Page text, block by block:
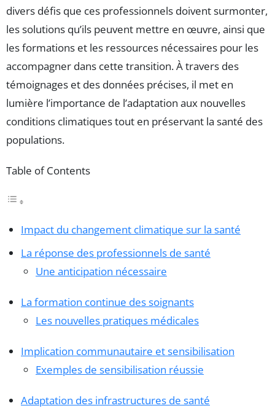
divers défis que ces professionnels doivent surmonter,
les solutions qu’ils peuvent mettre en œuvre, ainsi que
les formations et les ressources nécessaires pour les
accompagner dans cette transition. À travers des
témoignages et des données précises, il met en
lumière l’importance de l’adaptation aux nouvelles
conditions climatiques tout en préservant la santé des
populations.
Table of Contents
Impact du changement climatique sur la santé
La réponse des professionnels de santé
Une anticipation nécessaire
La formation continue des soignants
Les nouvelles pratiques médicales
Implication communautaire et sensibilisation
Exemples de sensibilisation réussie
Adaptation des infrastructures de santé